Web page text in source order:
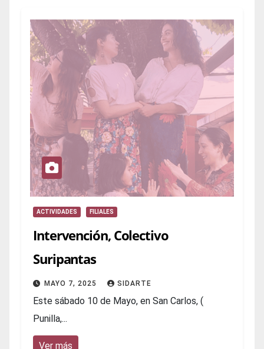
ACTIVIDADES FILIALES
Intervención, Colectivo
Suripantas
MAYO 7, 2025 SIDARTE
Este sábado 10 de Mayo, en San Carlos, (
Punilla,...
Ver más